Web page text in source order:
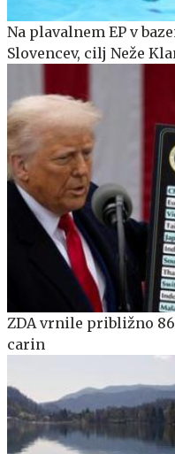
Na plavalnem EP v
Slovencev, cilj Neže
ZDA vrnile približno
carin